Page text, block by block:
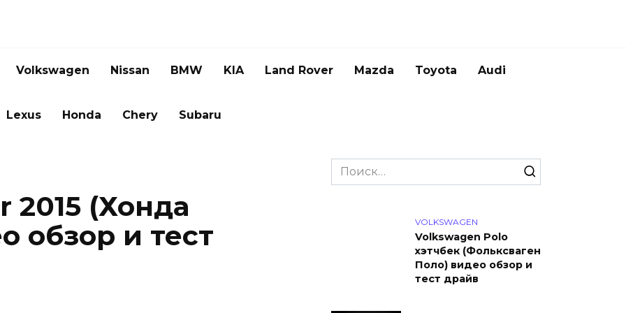
Volkswagen Nissan BMW KIA Land Rover Mazda Toyota Audi
Lexus Honda Chery Subaru
2015 (Хонда
обзор и тест
Search
for:
VOLKSWAGEN
Volkswagen Polo
хэтчбек (Фольксваген
Поло) видео обзор и
тест драйв